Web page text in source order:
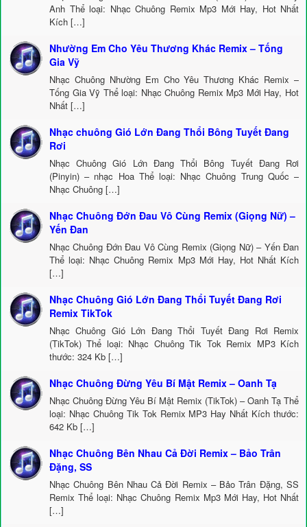
Anh Thể loại: Nhạc Chuông Remix Mp3 Mới Hay, Hot Nhất
Kích […]
Nhường Em Cho Yêu Thương Khác Remix – Tống
Gia Vỹ
Nhạc Chuông Nhường Em Cho Yêu Thương Khác Remix –
Tống Gia Vỹ Thể loại: Nhạc Chuông Remix Mp3 Mới Hay, Hot
Nhất […]
Nhạc chuông Gió Lớn Đang Thổi Bông Tuyết Đang
Rơi
Nhạc Chuông Gió Lớn Đang Thổi Bông Tuyết Đang Rơi
(Pinyin) – nhạc Hoa Thể loại: Nhạc Chuông Trung Quốc –
Nhạc Chuông […]
Nhạc Chuông Đớn Đau Vô Cùng Remix (Giọng Nữ) –
Yến Đan
Nhạc Chuông Đớn Đau Vô Cùng Remix (Giọng Nữ) – Yến Đan
Thể loại: Nhạc Chuông Remix Mp3 Mới Hay, Hot Nhất Kích
[…]
Nhạc Chuông Gió Lớn Đang Thổi Tuyết Đang Rơi
Remix TikTok
Nhạc Chuông Gió Lớn Đang Thổi Tuyết Đang Rơi Remix
(TikTok) Thể loại: Nhạc Chuông Tik Tok Remix MP3 Kích
thước: 324 Kb […]
Nhạc Chuông Đừng Yêu Bí Mật Remix – Oanh Tạ
Nhạc Chuông Đừng Yêu Bí Mật Remix (TikTok) – Oanh Tạ Thể
loại: Nhạc Chuông Tik Tok Remix MP3 Hay Nhất Kích thước:
642 Kb […]
Nhạc Chuông Bên Nhau Cả Đời Remix – Bảo Trân
Đặng, SS
Nhạc Chuông Bên Nhau Cả Đời Remix – Bảo Trân Đặng, SS
Remix Thể loại: Nhạc Chuông Remix Mp3 Mới Hay, Hot Nhất
[…]